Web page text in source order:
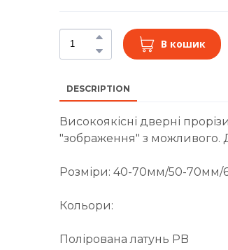
В кошик
DESCRIPTION
Високоякісні дверні
"зображення" з можливого.
Розміри: 40-70мм/50-70мм/
Кольори:
Полірована латунь PB